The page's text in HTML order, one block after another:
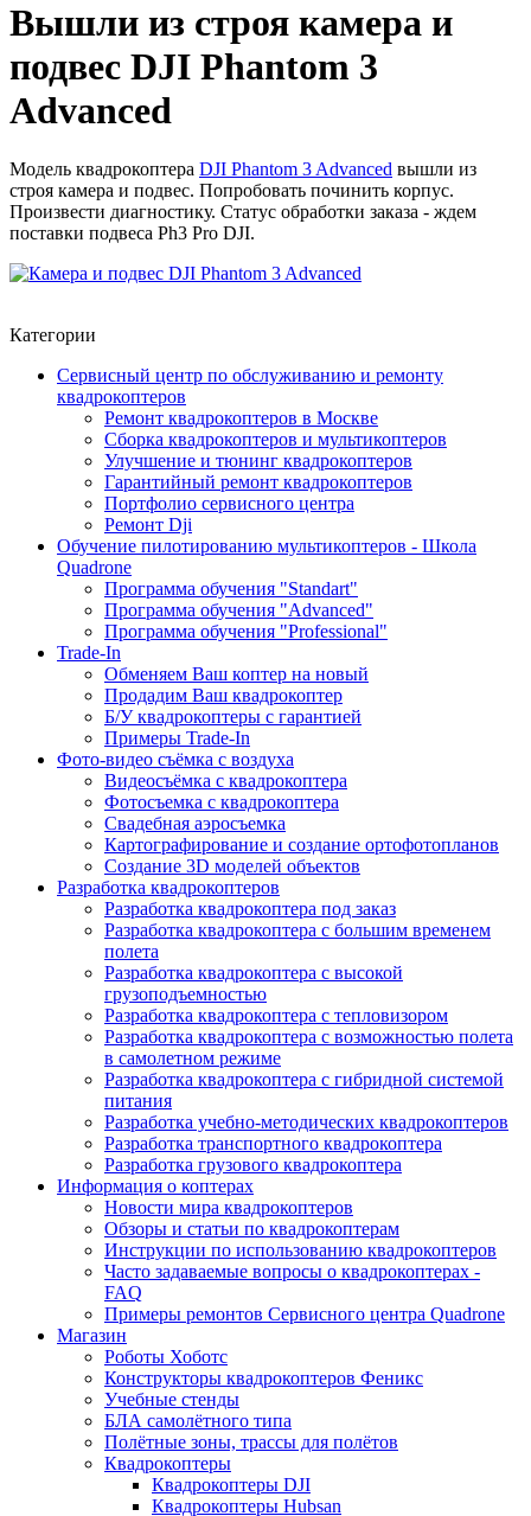
Вышли из строя камера и
подвес DJI Phantom 3
Advanced
Модель квадрокоптера DJI Phantom 3 Advanced вышли из
строя камера и подвес. Попробовать починить корпус.
Произвести диагностику. Статус обработки заказа - ждем
поставки подвеса Ph3 Pro DJI.
Категории
Сервисный центр по обслуживанию и ремонту
квадрокоптеров
Ремонт квадрокоптеров в Москве
Сборка квадрокоптеров и мультикоптеров
Улучшение и тюнинг квадрокоптеров
Гарантийный ремонт квадрокоптеров
Портфолио сервисного центра
Ремонт Dji
Обучение пилотированию мультикоптеров - Школа
Quadrone
Программа обучения "Standart"
Программа обучения "Advanced"
Программа обучения "Professional"
Trade-In
Обменяем Ваш коптер на новый
Продадим Ваш квадрокоптер
Б/У квадрокоптеры с гарантией
Примеры Trade-In
Фото-видео съёмка с воздуха
Видеосъёмка с квадрокоптера
Фотосъемка с квадрокоптера
Свадебная аэросъемка
Картографирование и создание ортофотопланов
Создание 3D моделей объектов
Разработка квадрокоптеров
Разработка квадрокоптера под заказ
Разработка квадрокоптера с большим временем
полета
Разработка квадрокоптера с высокой
грузоподъемностью
Разработка квадрокоптера с тепловизором
Разработка квадрокоптера с возможностью полета
в самолетном режиме
Разработка квадрокоптера с гибридной системой
питания
Разработка учебно-методических квадрокоптеров
Разработка транспортного квадрокоптера
Разработка грузового квадрокоптера
Информация о коптерах
Новости мира квадрокоптеров
Обзоры и статьи по квадрокоптерам
Инструкции по использованию квадрокоптеров
Часто задаваемые вопросы о квадрокоптерах -
FAQ
Примеры ремонтов Сервисного центра Quadrone
Магазин
Роботы Хоботс
Конструкторы квадрокоптеров Феникс
Учебные стенды
БЛА самолётного типа
Полётные зоны, трассы для полётов
Квадрокоптеры
Квадрокоптеры DJI
Квадрокоптеры Hubsan